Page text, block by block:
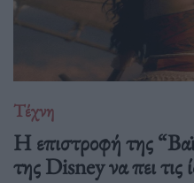
Τέχνη
Η επιστροφή της
της Disney να πει τις